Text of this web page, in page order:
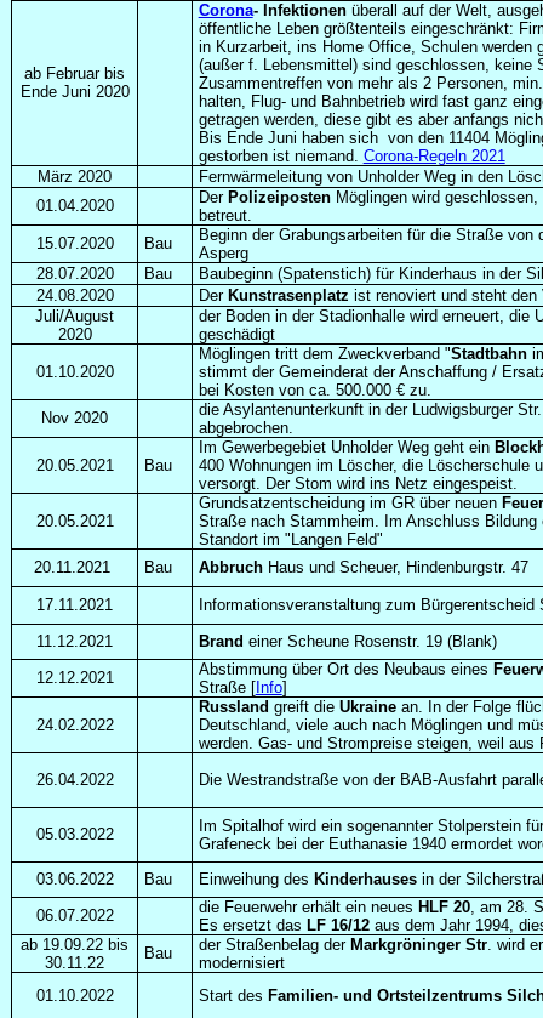
ab Februar bis
Ende Juni 2020
Corona- Infektionenüberall auf der Welt,
öffentliche Leben größtenteils eingeschränkt:
in Kurzarbeit, ins Home Office, Schulen
(außer f. Lebensmittel) sind geschlossen, keine
Zusammentreffen von mehr als 2 Personen,
halten, Flug- und Bahnbetrieb wird fast ganz
getragen werden, diese gibt es aber anfangs
Bis Ende Juni haben sich von den 11404
gestorben ist niemand. Corona-Regeln 2021
März 2020
Fernwärmeleitung von Unholder Weg in den
01.04.2020
Der PolizeipostenMöglingen wird geschlossen,
betreut.
15.07.2020
Bau
Beginn der Grabungsarbeiten für die Straße
Asperg
28.07.2020
Bau
Baubeginn (Spatenstich) für Kinderhaus in der
24.08.2020
Der Kunstrasenplatz ist renoviert und steht den
Juli/August
2020
der Boden in der Stadionhalle wird erneuert, die
geschädigt
01.10.2020
Möglingen tritt dem Zweckverband "Stadtbahn
stimmt der Gemeinderat der Anschaffung /
bei Kosten von ca. 500.000 € zu.
Nov 2020
die Asylantenunterkunft in der Ludwigsburger
abgebrochen.
20.05.2021 Bau
Im Gewerbegebiet Unholder Weg geht ein
400 Wohnungen im Löscher, die Löscherschule
versorgt. Der Stom wird ins Netz eingespeist.
20.05.2021
Grundsatzentscheidung im GR über neuen
Straße nach Stammheim. Im Anschluss Bildung
Standort im "Langen Feld"
20.11.2021
Bau AbbruchHaus und Scheuer, Hindenburgstr. 47
17.11.2021
Informationsveranstaltung zum Bürgerentscheid
11.12.2021
Brand einer Scheune Rosenstr. 19 (Blank)
12.12.2021
Abstimmung über Ort des Neubaus eines
Straße [Info]
24.02.2022
Russland greift die Ukrainean. In der Folge
Deutschland, viele auch nach Möglingen und
werden. Gas- und Strompreise steigen, weil
26.04.2022
Die Westrandstraße von der BAB-Ausfahrt
05.03.2022
Im Spitalhof wird ein sogenannter Stolperstein
Grafeneck bei der Euthanasie 1940 ermordet
03.06.2022
Bau Einweihung des Kinderhausesin der
06.07.2022
die Feuerwehr erhält ein neues HLF 20, am 28.
Es ersetzt das LF 16/12 aus dem Jahr 1994,
ab 19.09.22 bis
30.11.22
Bau der Straßenbelag der Markgröninger Str. wird
modernisiert
01.10.2022
Start des Familien- und Ortsteilzentrums